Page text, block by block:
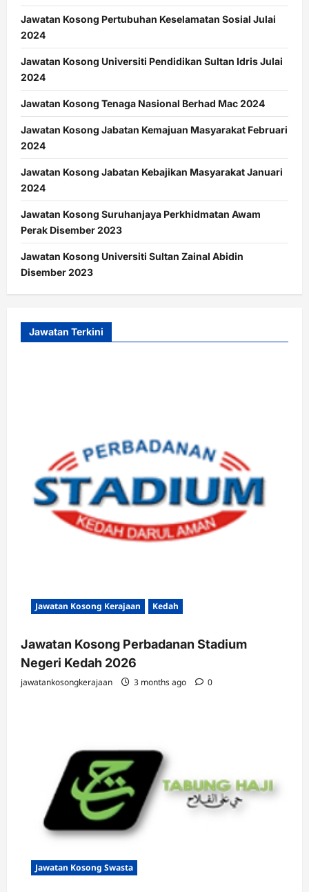
Jawatan Kosong Pertubuhan Keselamatan Sosial Julai
2024
Jawatan Kosong Universiti Pendidikan Sultan Idris Julai
2024
Jawatan Kosong Tenaga Nasional Berhad Mac 2024
Jawatan Kosong Jabatan Kemajuan Masyarakat Februari
2024
Jawatan Kosong Jabatan Kebajikan Masyarakat Januari
2024
Jawatan Kosong Suruhanjaya Perkhidmatan Awam
Perak Disember 2023
Jawatan Kosong Universiti Sultan Zainal Abidin
Disember 2023
Jawatan Terkini
Jawatan Kosong Kerajaan Kedah
Jawatan Kosong Perbadanan Stadium
Negeri Kedah 2026
jawatankosongkerajaan 3 months ago 0
Jawatan Kosong Swasta